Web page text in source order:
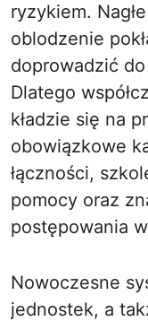
ryzykiem. Nagłe
oblodzenie
doprowadzić
Dlatego
kładzie się na
obowiązkowe
łączności,
pomocy oraz
postępowania
Nowoczesne
jednostek, a